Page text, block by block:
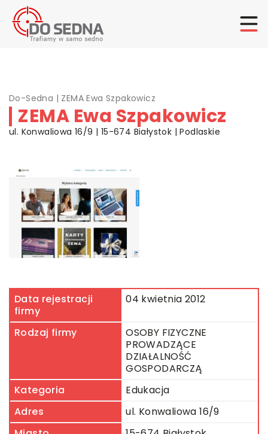
Do-Sedna | ZEMA Ewa Szpakowicz
ZEMA Ewa Szpakowicz
ul. Konwaliowa 16/9 | 15-674 Białystok | Podlaskie
Data rejestracji
firmy
04 kwietnia 2012
Rodzaj firmy
OSOBY FIZYCZNE
PROWADZĄCE
DZIAŁALNOŚĆ
GOSPODARCZĄ
Kategoria
Edukacja
Adres
ul. Konwaliowa 16/9